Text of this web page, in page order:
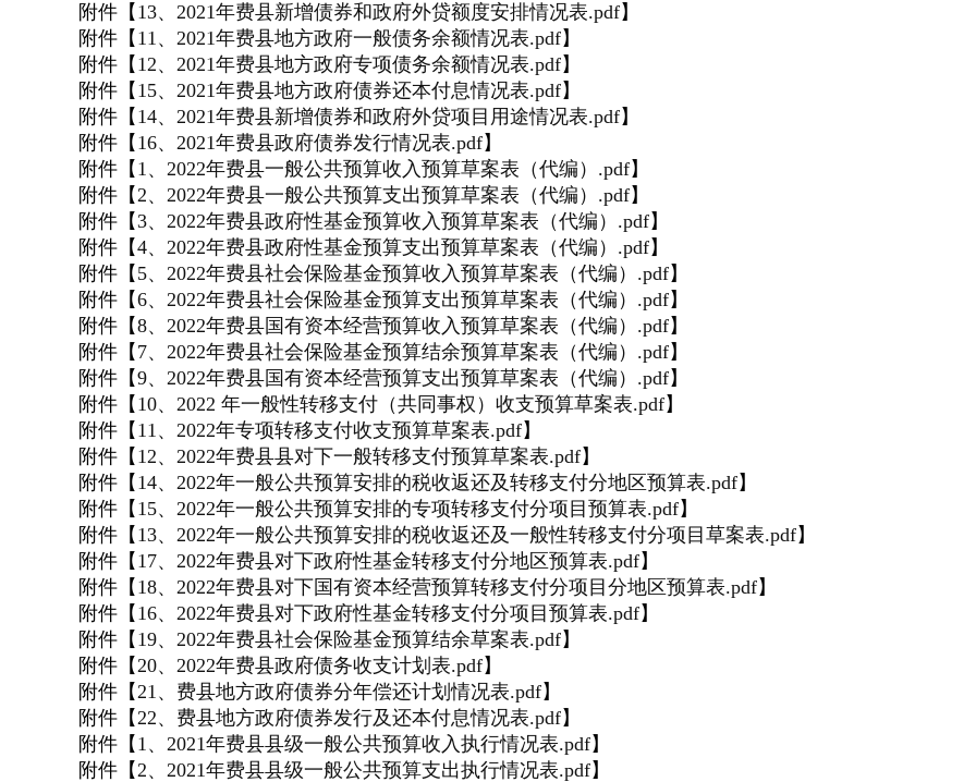
附件【 13、2021年费县新增债券和政府外贷额度安排情况表.pdf】
附件【 11、2021年费县地方政府一般债务余额情况表.pdf】
附件【 12、2021年费县地方政府专项债务余额情况表.pdf】
附件【 15、2021年费县地方政府债券还本付息情况表.pdf】
附件【 14、2021年费县新增债券和政府外贷项目用途情况表.pdf】
附件【 16、2021年费县政府债券发行情况表.pdf】
附件【 1、2022年费县一般公共预算收入预算草案表（代编）.pdf】
附件【2、2022年费县一般公共预算支出预算草案表（代编）.pdf】
附件【3、2022年费县政府性基金预算收入预算草案表（代编）.pdf】
附件【4、2022年费县政府性基金预算支出预算草案表（代编）.pdf】
附件【 5、2022年费县社会保险基金预算收入预算草案表（代编）.pdf】
附件【6、2022年费县社会保险基金预算支出预算草案表（代编）.pdf】
附件【8、2022年费县国有资本经营预算收入预算草案表（代编）.pdf】
附件【 7、2022年费县社会保险基金预算结余预算草案表（代编）.pdf】
附件【9、2022年费县国有资本经营预算支出预算草案表（代编）.pdf】
附件【 10、2022 年一般性转移支付（共同事权）收支预算草案表.pdf】
附件【 11、2022年专项转移支付收支预算草案表.pdf】
附件【 12、2022年费县县对下一般转移支付预算草案表.pdf】
附件【 14、2022年一般公共预算安排的税收返还及转移支付分地区预算表.pdf】
附件【 15、2022年一般公共预算安排的专项转移支付分项目预算表.pdf】
附件【 13、2022年一般公共预算安排的税收返还及一般性转移支付分项目草案表.pdf】
附件【 17、2022年费县对下政府性基金转移支付分地区预算表.pdf】
附件【 18、2022年费县对下国有资本经营预算转移支付分项目分地区预算表.pdf】
附件【 16、2022年费县对下政府性基金转移支付分项目预算表.pdf】
附件【 19、2022年费县社会保险基金预算结余草案表.pdf】
附件【20、2022年费县政府债务收支计划表.pdf】
附件【21、费县地方政府债券分年偿还计划情况表.pdf】
附件【22、费县地方政府债券发行及还本付息情况表.pdf】
附件【 1、2021年费县县级一般公共预算收入执行情况表.pdf】
附件【2、2021年费县县级一般公共预算支出执行情况表.pdf】